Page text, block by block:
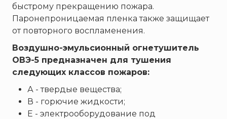
быстрому прекращению пожара.
Паронепроницаемая пленка также защищает
от повторного воспламенения.
Воздушно-эмульсионный огнетушитель
ОВЭ-5 предназначен для тушения
следующих классов пожаров:
А - твердые вещества;
В - горючие жидкости;
Е - электрооборудование под